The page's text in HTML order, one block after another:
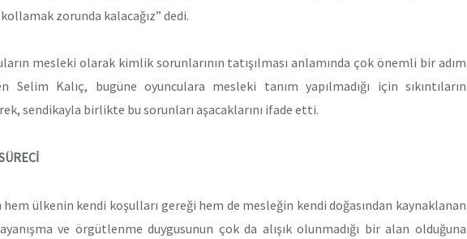
zorunda kalacağız” dedi.
mesleki olarak kimlik sorunlarının tatışılması anlamında çok önemli bir adım
Selim Kalıç, bugüne oyunculara mesleki tanım yapılmadığı için sıkıntıların
sendikayla birlikte bu sorunları aşacaklarını ifade etti.
hem ülkenin kendi koşulları gereği hem de mesleğin kendi doğasından kaynaklanan
ve örgütlenme duygusunun çok da alışık olunmadığı bir alan olduğuna